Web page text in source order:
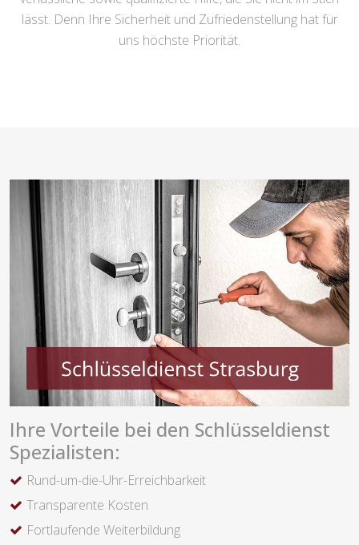
lässt. Denn Ihre Sicherheit und Zufriedenstellung hat für
uns höchste Priorität.
Ihre Vorteile bei den Schlüsseldienst
Spezialisten:
Rund-um-die-Uhr-Erreichbarkeit
Transparente Kosten
Fortlaufende Weiterbildung